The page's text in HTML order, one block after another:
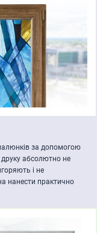
за допомогою
друку абсолютно не
і не
нанести практично